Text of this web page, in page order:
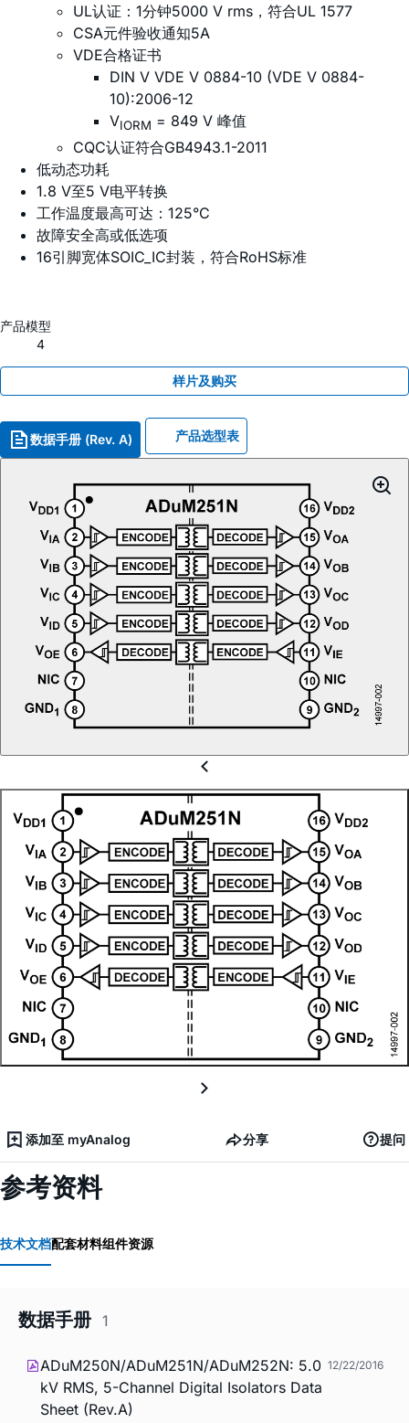
UL认证：1分钟5000 V rms，符合UL 1577
CSA元件验收通知5A
VDE合格证书
DIN V VDE V 0884-10 (VDE V 0884-
10):2006-12
VIORM = 849 V 峰值
CQC认证符合GB4943.1-2011
低动态功耗
1.8 V至5 V电平转换
工作温度最高可达：125°C
故障安全高或低选项
16引脚宽体SOIC_IC封装，符合RoHS标准
产品模型
4
样片及购买
数据手册 (Rev. A) 产品选型表
添加至 myAnalog 分享 提问
参考资料
技术文档配套材料组件资源
数据手册 1
ADuM250N/ADuM251N/ADuM252N: 5.0
kV RMS, 5-Channel Digital Isolators Data
Sheet (Rev.A)
12/22/2016